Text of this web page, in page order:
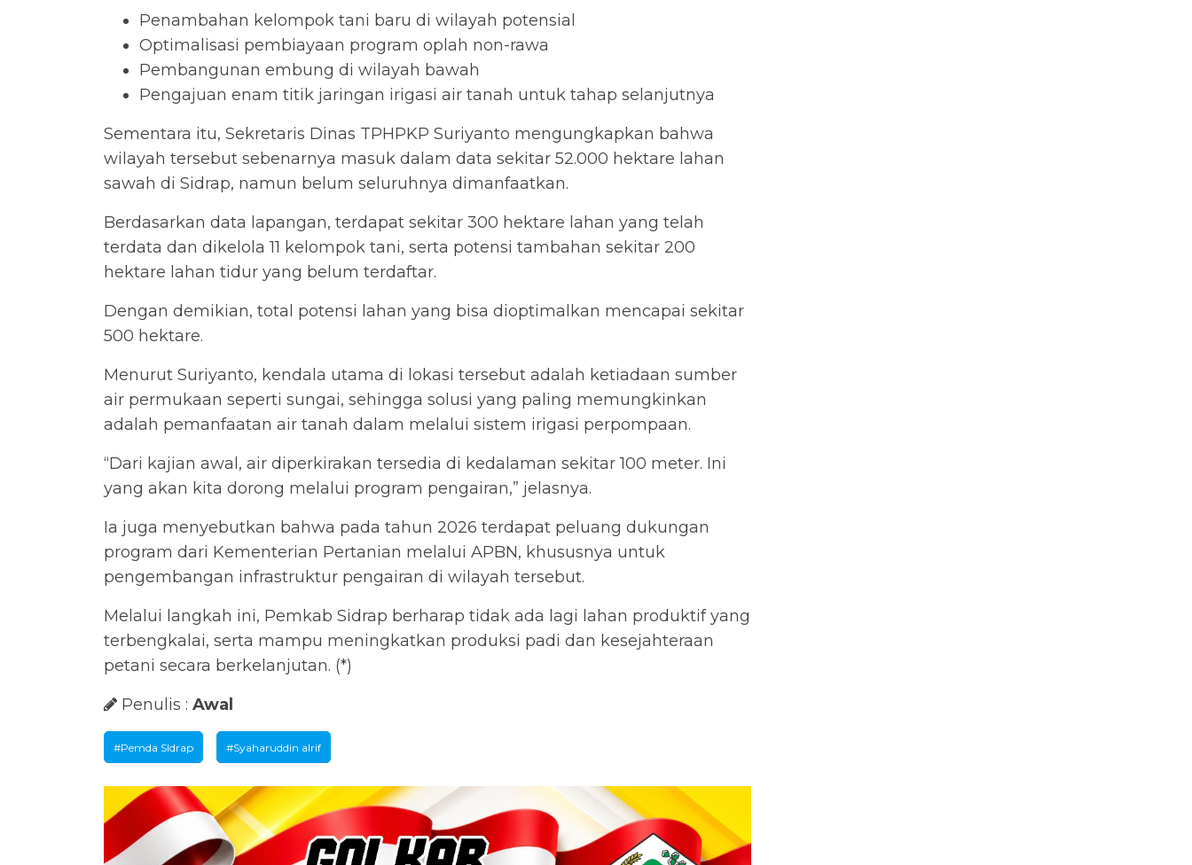
Penambahan kelompok tani baru di wilayah potensial
Optimalisasi pembiayaan program oplah non-rawa
Pembangunan embung di wilayah bawah
Pengajuan enam titik jaringan irigasi air tanah untuk tahap selanjutnya
Sementara itu, Sekretaris Dinas TPHPKP Suriyanto mengungkapkan bahwa
wilayah tersebut sebenarnya masuk dalam data sekitar 52.000 hektare lahan
sawah di Sidrap, namun belum seluruhnya dimanfaatkan.
Berdasarkan data lapangan, terdapat sekitar 300 hektare lahan yang telah
terdata dan dikelola 11 kelompok tani, serta potensi tambahan sekitar 200
hektare lahan tidur yang belum terdaftar.
Dengan demikian, total potensi lahan yang bisa dioptimalkan mencapai sekitar
500 hektare.
Menurut Suriyanto, kendala utama di lokasi tersebut adalah ketiadaan sumber
air permukaan seperti sungai, sehingga solusi yang paling memungkinkan
adalah pemanfaatan air tanah dalam melalui sistem irigasi perpompaan.
“Dari kajian awal, air diperkirakan tersedia di kedalaman sekitar 100 meter. Ini
yang akan kita dorong melalui program pengairan,” jelasnya.
Ia juga menyebutkan bahwa pada tahun 2026 terdapat peluang dukungan
program dari Kementerian Pertanian melalui APBN, khususnya untuk
pengembangan infrastruktur pengairan di wilayah tersebut.
Melalui langkah ini, Pemkab Sidrap berharap tidak ada lagi lahan produktif yang
terbengkalai, serta mampu meningkatkan produksi padi dan kesejahteraan
petani secara berkelanjutan. (*)
Penulis : Awal
#Pemda SIdrap #Syaharuddin alrif